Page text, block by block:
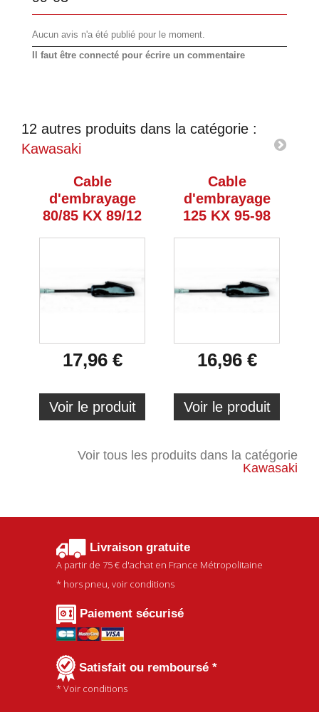
Aucun avis n'a été publié pour le moment.
Il faut être connecté pour écrire un commentaire
12 autres produits dans la catégorie :
Kawasaki
Cable
d'embrayage
80/85 KX 89/12
17,96 €
Voir le produit
Cable
d'embrayage
125 KX 95-98
16,96 €
Voir le produit
Voir tous les produits dans la catégorie
Kawasaki
Livraison gratuite
A partir de 75 € d'achat en France Métropolitaine
* hors pneu, voir conditions
Paiement sécurisé
Satisfait ou remboursé *
* Voir conditions